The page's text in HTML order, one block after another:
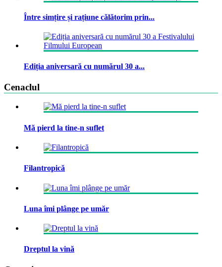
Între simțire și rațiune călătorim prin...
Ediția aniversară cu numărul 30 a...
Cenaclul
Mă pierd la tine-n suflet
Filantropică
Luna îmi plânge pe umăr
Dreptul la vină